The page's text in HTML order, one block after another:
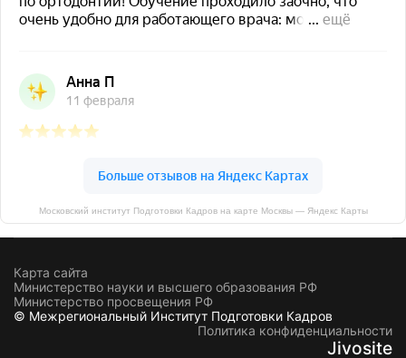
Московский институт Подготовки Кадров на карте Москвы — Яндекс Карты
Карта сайта
Министерство науки и высшего образования РФ
Министерство просвещения РФ
© Межрегиональный Институт Подготовки Кадров
Политика конфиденциальности
Jivosite